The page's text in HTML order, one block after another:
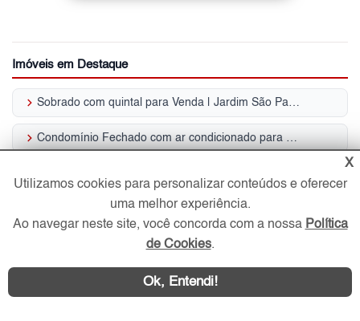
Imóveis em Destaque
keyboard_arrow_right Sobrado com quintal para Venda | Jardim São Paulo
keyboard_arrow_right Condomínio Fechado com ar condicionado para Venda | Jardim São Paulo
X
Utilizamos cookies para personalizar conteúdos e oferecer
uma melhor experiência.
Ao navegar neste site, você concorda com a nossa Política
de Cookies.
Ok, Entendi!